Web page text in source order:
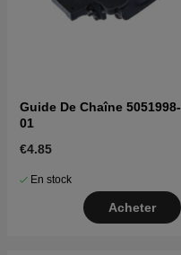
Guide De Chaîne 5051998-
01
€4.85
En stock
Acheter